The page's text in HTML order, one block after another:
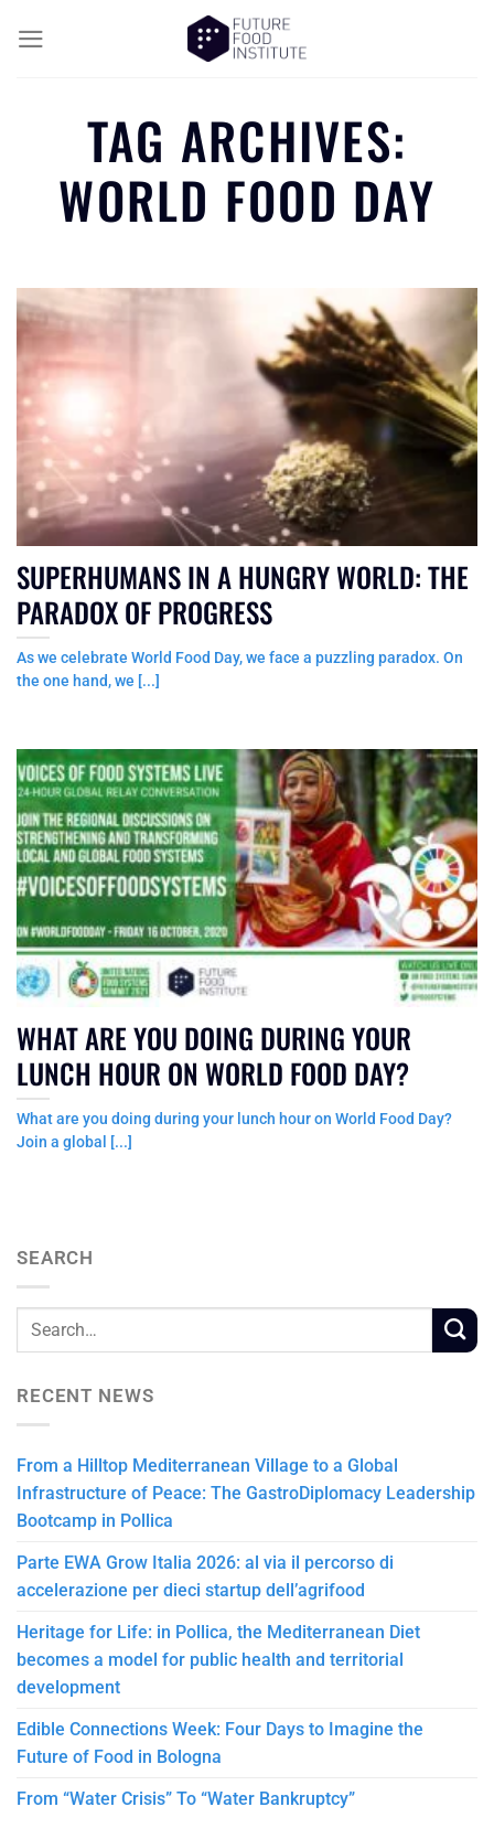
TAG ARCHIVES:
WORLD FOOD DAY
SUPERHUMANS IN A HUNGRY WORLD: THE
PARADOX OF PROGRESS
As we celebrate World Food Day, we face a puzzling paradox. On
the one hand, we [...]
WHAT ARE YOU DOING DURING YOUR
LUNCH HOUR ON WORLD FOOD DAY?
What are you doing during your lunch hour on World Food Day?
Join a global [...]
SEARCH
RECENT NEWS
From a Hilltop Mediterranean Village to a Global
Infrastructure of Peace: The GastroDiplomacy Leadership
Bootcamp in Pollica
Parte EWA Grow Italia 2026: al via il percorso di
accelerazione per dieci startup dell’agrifood
Heritage for Life: in Pollica, the Mediterranean Diet
becomes a model for public health and territorial
development
Edible Connections Week: Four Days to Imagine the
Future of Food in Bologna
From “Water Crisis” To “Water Bankruptcy”